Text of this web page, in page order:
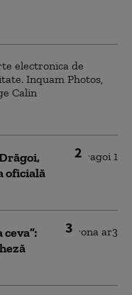
2
oficială
3